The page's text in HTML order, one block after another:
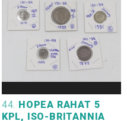
44. HOPEA RAHAT 5
KPL, ISO-BRITANNIA